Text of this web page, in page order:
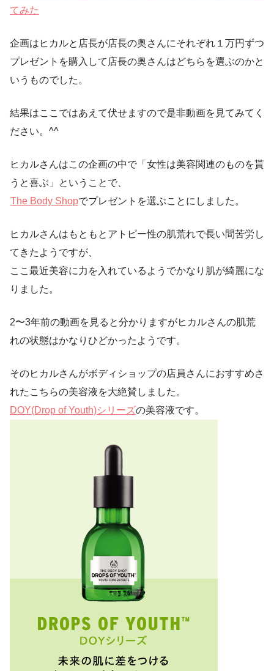
てみた
企画はヒカルと店長が店長の奥さんにそれぞれ１万円ずつ
プレゼントを購入して店長の奥さんはどちらを選ぶのかと
いうものでした。
結果はここではあえて伏せますので是非動画を見てみてく
ださい。^^
ヒカルさんはこの企画の中で「女性は美容関連のものを貰
うと喜ぶ」ということで、
The Body Shopでプレゼントを選ぶことにしました。
ヒカルさんはもともとアトピー性の肌荒れで長い間苦労し
てきたようですが、
ここ最近美容に力を入れているようでかなり肌が綺麗にな
りました。
2〜3年前の動画を見ると分かりますがヒカルさんの肌荒
れの状態はかなりひどかったようです。
そのヒカルさんがボディショップの店員さんにおすすめさ
れたこちらの美容液を大絶賛しました。
DOY(Drop of Youth)シリーズの美容液です。